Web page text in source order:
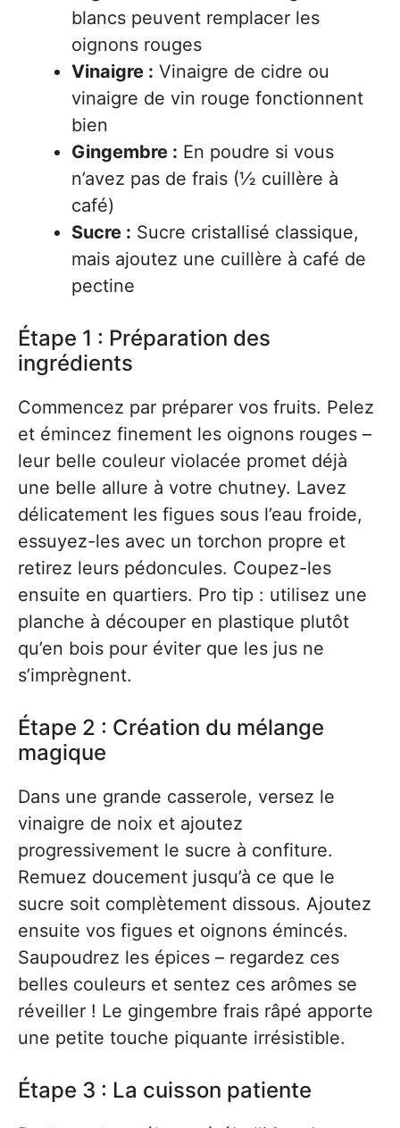
blancs peuvent remplacer les
oignons rouges
Vinaigre : Vinaigre de cidre ou
vinaigre de vin rouge fonctionnent
bien
Gingembre : En poudre si vous
n’avez pas de frais (½ cuillère à
café)
Sucre : Sucre cristallisé classique,
mais ajoutez une cuillère à café de
pectine
Étape 1 : Préparation des
ingrédients
Commencez par préparer vos fruits. Pelez
et émincez finement les oignons rouges –
leur belle couleur violacée promet déjà
une belle allure à votre chutney. Lavez
délicatement les figues sous l’eau froide,
essuyez-les avec un torchon propre et
retirez leurs pédoncules. Coupez-les
ensuite en quartiers. Pro tip : utilisez une
planche à découper en plastique plutôt
qu’en bois pour éviter que les jus ne
s’imprègnent.
Étape 2 : Création du mélange
magique
Dans une grande casserole, versez le
vinaigre de noix et ajoutez
progressivement le sucre à confiture.
Remuez doucement jusqu’à ce que le
sucre soit complètement dissous. Ajoutez
ensuite vos figues et oignons émincés.
Saupoudrez les épices – regardez ces
belles couleurs et sentez ces arômes se
réveiller ! Le gingembre frais râpé apporte
une petite touche piquante irrésistible.
Étape 3 : La cuisson patiente